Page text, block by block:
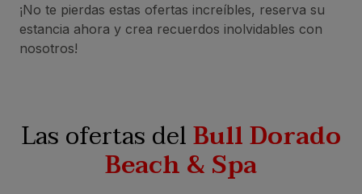
¡No te pierdas estas ofertas increíbles, reserva su
estancia ahora y crea recuerdos inolvidables con
nosotros!
Las ofertas delBull Dorado
Beach & Spa